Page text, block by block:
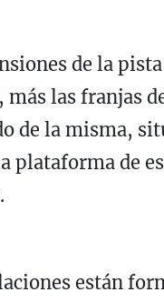
de la
más las franjas
de la misma,
plataforma de
están